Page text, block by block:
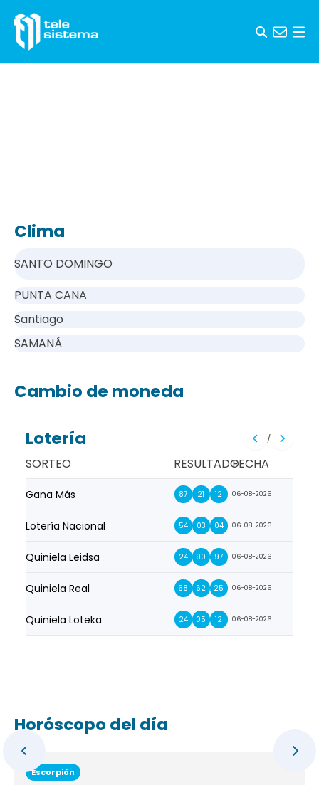
Clima
SANTO DOMINGO
PUNTA CANA
Santiago
SAMANÁ
Cambio de moneda
Lotería /
SORTEO RESULTADOFECHA
Gana Más 87 21 12 06-08-2026
Lotería Nacional 54 03 04 06-08-2026
Quiniela Leidsa 24 90 97 06-08-2026
Quiniela Real 68 62 25 06-08-2026
Quiniela Loteka 24 05 12 06-08-2026
Horóscopo del día
Escorpión